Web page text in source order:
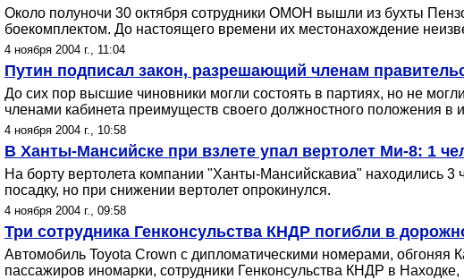
Около полуночи 30 октября сотрудники ОМОН вышли из бухты
боекомплектом. До настоящего времени их местонахождение
4 ноября 2004 г., 11:04
Путин подписал закон, разрешающий членам
До сих пор высшие чиновники могли состоять в партиях, но не
членами кабинета преимуществ своего должностного положения в
4 ноября 2004 г., 10:58
В Ханты-Мансийске при взлете упал вертолет Ми-8: 1
На борту вертолета компании "Ханты-Мансийскавиа" находились
посадку, но при снижении вертолет опрокинулся.
4 ноября 2004 г., 09:58
Три сотрудника Генконсульства КНДР погибли в
Автомобиль Toyota Crown с дипломатическими номерами, обгоняя
пассажиров иномарки, сотрудники Генконсульства КНДР в Находке,